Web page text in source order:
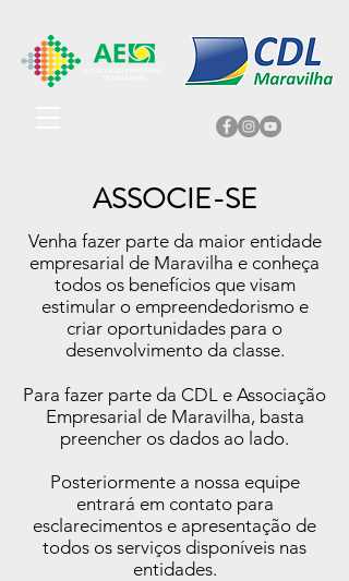
ASSOCIE-SE
Venha fazer parte da maior entidade
empresarial de Maravilha e conheça
todos os benefícios que visam
estimular o empreendedorismo e
criar oportunidades para o
desenvolvimento da classe.
Para fazer parte da CDL e Associação
Empresarial de Maravilha, basta
preencher os dados ao lado.
Posteriormente a nossa equipe
entrará em contato para
esclarecimentos e apresentação de
todos os serviços disponíveis nas
entidades.